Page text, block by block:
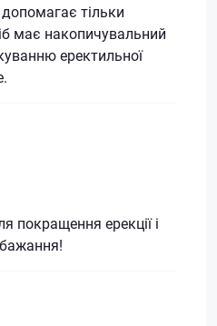
тільки
має накопичувальний
еректильної
покращення ерекції і